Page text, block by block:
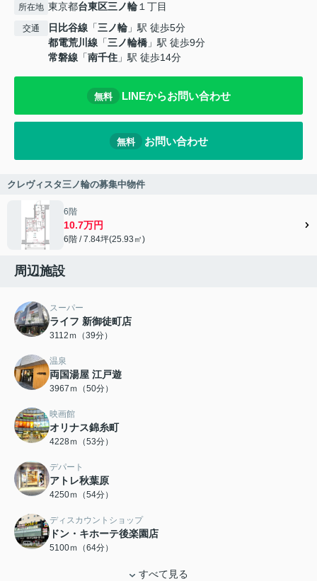
所在地 東京都台東区三ノ輪１丁目
交通 日比谷線 「三ノ輪 」駅 徒歩5分
都電荒川線 「三ノ輪橋 」駅 徒歩9分
常磐線 「南千住 」駅 徒歩14分
無料 LINEからお問い合わせ
無料 お問い合わせ
クレヴィスタ三ノ輪の募集中物件
6階
10.7万円
6階 / 7.84坪(25.93㎡)
周辺施設
スーパー
ライフ 新御徒町店
3112ｍ（39分）
温泉
両国湯屋 江戸遊
3967ｍ（50分）
映画館
オリナス錦糸町
4228ｍ（53分）
デパート
アトレ秋葉原
4250ｍ（54分）
ディスカウントショップ
ドン・キホーテ後楽園店
5100ｍ（64分）
すべて見る